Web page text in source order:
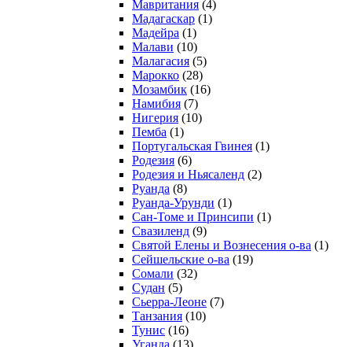
Мавритания (4)
Мадагаскар (1)
Мадейра (1)
Малави (10)
Малагасия (5)
Марокко (28)
Мозамбик (16)
Намибия (7)
Нигерия (10)
Пемба (1)
Португальская Гвинея (1)
Родезия (6)
Родезия и Ньясаленд (2)
Руанда (8)
Руанда-Урунди (1)
Сан-Томе и Принсипи (1)
Свазиленд (9)
Святой Елены и Вознесения о-ва (1)
Сейшельские о-ва (19)
Сомали (32)
Судан (5)
Сьерра-Леоне (7)
Танзания (10)
Тунис (16)
Уганда (13)